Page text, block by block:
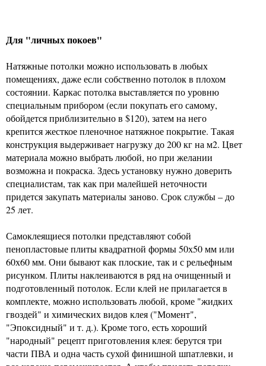
Для "личных покоев"
Натяжные потолки можно использовать в любых
помещениях, даже если собственно потолок в плохом
состоянии. Каркас потолка выставляется по уровню
специальным прибором (если покупать его самому,
обойдется приблизительно в $120), затем на него
крепится жесткое пленочное натяжное покрытие. Такая
конструкция выдерживает нагрузку до 200 кг на м2. Цвет
материала можно выбрать любой, но при желании
возможна и покраска. Здесь установку нужно доверить
специалистам, так как при малейшей неточности
придется закупать материалы заново. Срок службы – до
25 лет.
Самоклеящиеся потолки представляют собой
пенопластовые плиты квадратной формы 50х50 мм или
60х60 мм. Они бывают как плоские, так и с рельефным
рисунком. Плиты наклеиваются в ряд на очищенный и
подготовленный потолок. Если клей не прилагается в
комплекте, можно использовать любой, кроме "жидких
гвоздей" и химических видов клея ("Момент",
"Эпоксидный" и т. д.). Кроме того, есть хороший
"народный" рецепт приготовления клея: берутся три
части ПВА и одна часть сухой финишной шпатлевки, и